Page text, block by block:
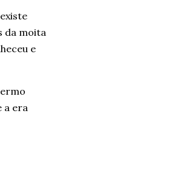
da moita
e
a era